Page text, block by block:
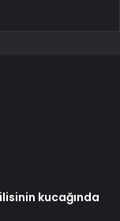
kucağında